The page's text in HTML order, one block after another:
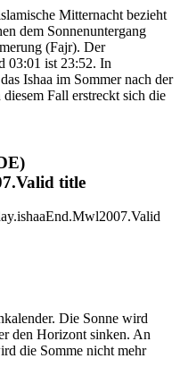
Mitternacht bezieht
dem Sonnenuntergang
(Fajr). Der
03:01 ist 23:52. In
Ishaa im Sommer nach der
Fall erstreckt sich die
title
Die Sonne wird
den Horizont sinken. An
die Somme nicht mehr